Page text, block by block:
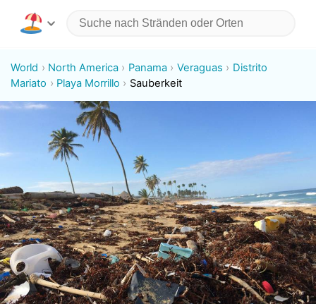
World North America Panama Veraguas
Distrito
Mariato
Playa Morrillo Sauberkeit